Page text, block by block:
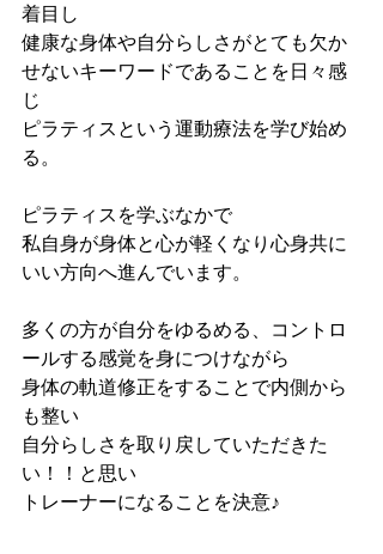
着目し
健康な身体や自分らしさがとても欠か
せないキーワードであることを日々感
じ
ピラティスという運動療法を学び始め
る。
ピラティスを学ぶなかで
私自身が身体と心が軽くなり心身共に
いい方向へ進んでいます。
多くの方が自分をゆるめる、コントロ
ールする感覚を身につけながら
身体の軌道修正をすることで内側から
も整い
自分らしさを取り戻していただきた
い！！と思い
トレーナーになることを決意♪